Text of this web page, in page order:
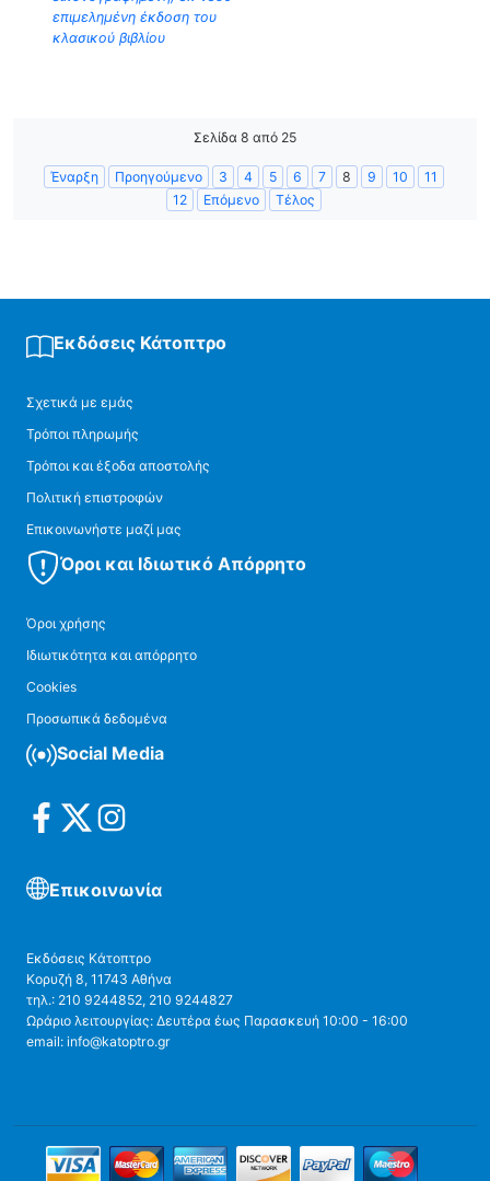
επιμελημένη έκδοση του
κλασικού βιβλίου
Σελίδα 8 από 25
Έναρξη Προηγούμενο 3 4 5 6 7 8 9 10
11
12
Επόμενο Τέλος
Εκδόσεις Κάτοπτρο
Σχετικά με εμάς
Τρόποι πληρωμής
Τρόποι και έξοδα αποστολής
Πολιτική επιστροφών
Επικοινωνήστε μαζί μας
Όροι και Ιδιωτικό Απόρρητο
Όροι χρήσης
Ιδιωτικότητα και απόρρητο
Cookies
Προσωπικά δεδομένα
Social Media
Επικοινωνία
Εκδόσεις Κάτοπτρο
Κορυζή 8, 11743 Αθήνα
τηλ.: 210 9244852, 210 9244827
Ωράριο λειτουργίας: Δευτέρα έως Παρασκευή 10:00 - 16:00
email: info@katoptro.gr